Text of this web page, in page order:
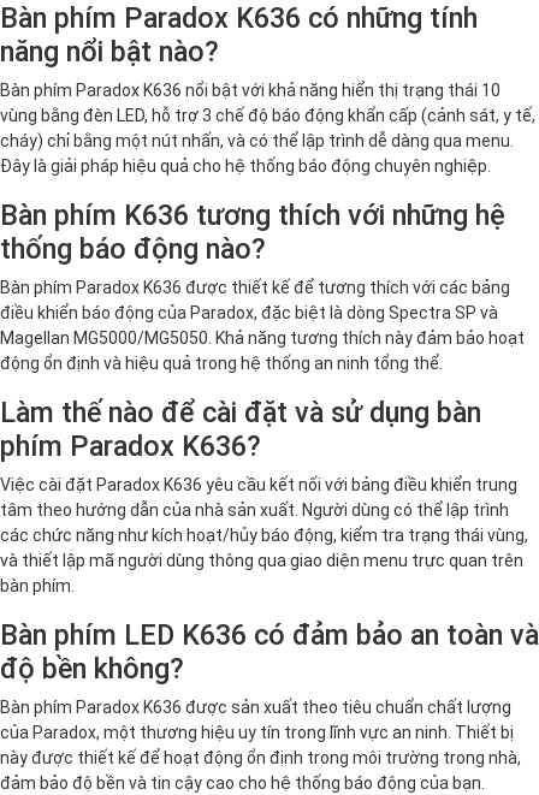
Bàn phím Paradox K636 có những tính
năng nổi bật nào?
Bàn phím Paradox K636 nổi bật với khả năng hiển thị trạng thái 10
vùng bằng đèn LED, hỗ trợ 3 chế độ báo động khẩn cấp (cảnh sát, y tế,
cháy) chỉ bằng một nút nhấn, và có thể lập trình dễ dàng qua menu.
Đây là giải pháp hiệu quả cho hệ thống báo động chuyên nghiệp.
Bàn phím K636 tương thích với những hệ
thống báo động nào?
Bàn phím Paradox K636 được thiết kế để tương thích với các bảng
điều khiển báo động của Paradox, đặc biệt là dòng Spectra SP và
Magellan MG5000/MG5050. Khả năng tương thích này đảm bảo hoạt
động ổn định và hiệu quả trong hệ thống an ninh tổng thể.
Làm thế nào để cài đặt và sử dụng bàn
phím Paradox K636?
Việc cài đặt Paradox K636 yêu cầu kết nối với bảng điều khiển trung
tâm theo hướng dẫn của nhà sản xuất. Người dùng có thể lập trình
các chức năng như kích hoạt/hủy báo động, kiểm tra trạng thái vùng,
và thiết lập mã người dùng thông qua giao diện menu trực quan trên
bàn phím.
Bàn phím LED K636 có đảm bảo an toàn và
độ bền không?
Bàn phím Paradox K636 được sản xuất theo tiêu chuẩn chất lượng
của Paradox, một thương hiệu uy tín trong lĩnh vực an ninh. Thiết bị
này được thiết kế để hoạt động ổn định trong môi trường trong nhà,
đảm bảo độ bền và tin cậy cao cho hệ thống báo động của bạn.